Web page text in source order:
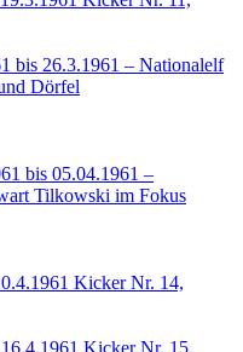
Kicker Nr. 14,
Kicker Nr. 15,